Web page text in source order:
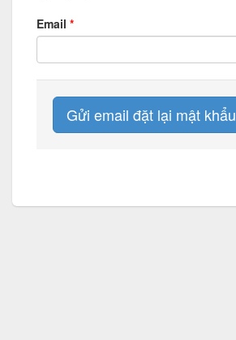
Email
Gửi email đặt lại mật khẩu